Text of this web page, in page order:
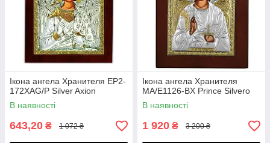
Ікона ангела Хранителя EP2-
172XAG/P Silver Axion
В наявності
643,20 ₴ 1 072 ₴
Ікона ангела Хранителя
MA/E1126-BX Prince Silvero
В наявності
1 920 ₴ 3 200 ₴